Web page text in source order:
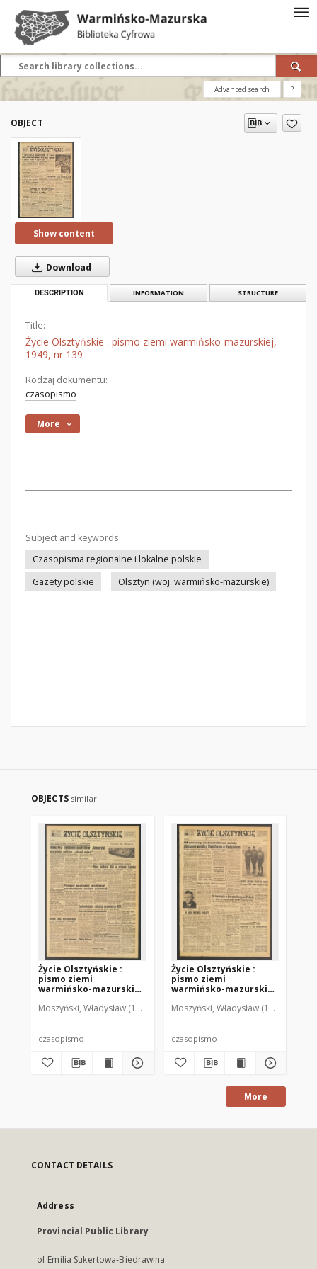
Advanced search ?
OBJECT
Show content
Download
DESCRIPTION INFORMATION STRUCTURE
Title:
Życie Olsztyńskie : pismo ziemi warmińsko-mazurskiej,
1949, nr 139
Rodzaj dokumentu:
czasopismo
More
Subject and keywords:
Czasopisma regionalne i lokalne polskie
Gazety polskie
Olsztyn (woj. warmińsko-mazurskie)
OBJECTS similar
Życie Olsztyńskie :
pismo ziemi
warmińsko-mazurskiej,
Moszyński, Władysław (1922-2001). Red. Mroczkowski, Włodzimierz
czasopismo
Życie Olsztyńskie :
pismo ziemi
warmińsko-mazurskiej,
Moszyński, Władysław (1922-2001).
czasopismo
More
CONTACT DETAILS
Address
Provincial Public Library
of Emilia Sukertowa-Biedrawina